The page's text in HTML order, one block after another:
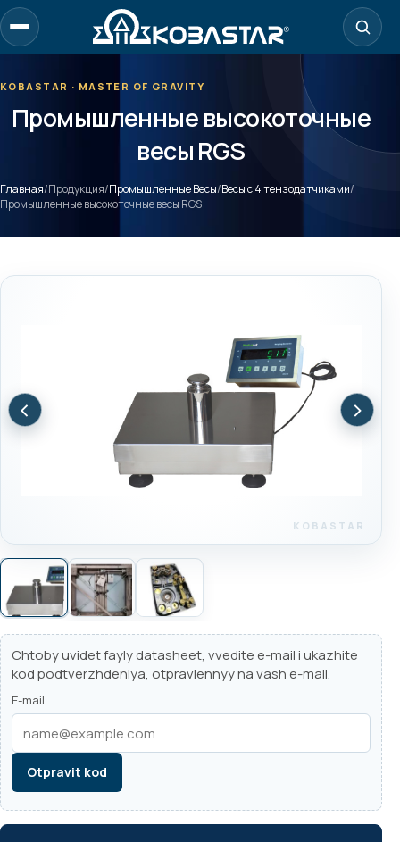
Перейти
к
содержанию
KOBASTAR · MASTER OF GRAVITY
Промышленные высокоточные
весы RGS
Главная/Продукция/Промышленные Весы/Весы с 4 тензодатчиками/
Промышленные высокоточные весы RGS
‹ ›
Chtoby uvidet fayly datasheet, vvedite e-mail i ukazhite
kod podtverzhdeniya, otpravlennyy na vash e-mail.
E-mail
Otpravit kod